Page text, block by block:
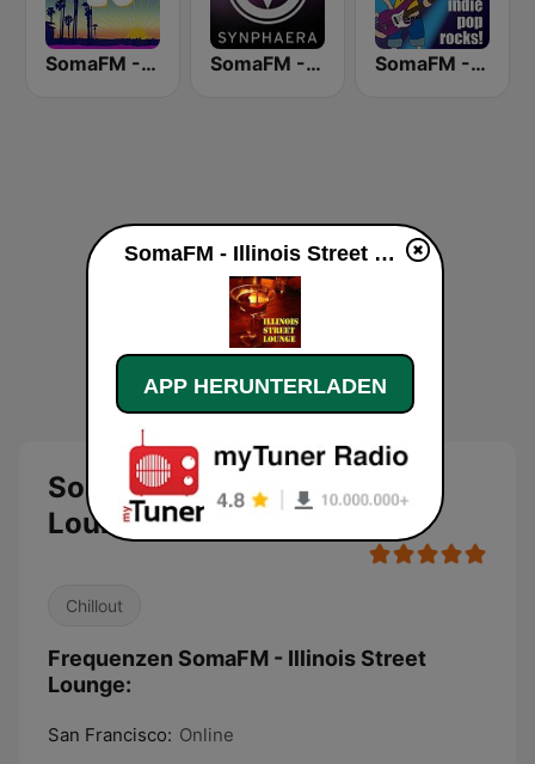
SomaFM - Left Coast 70s SomaFM - Synphaera Radio SomaFM - Indie Pop Rocks!
SomaFM - Illinois Street
Lounge
Chillout
Frequenzen SomaFM - Illinois Street
Lounge:
San Francisco: Online
SomaFM - Illinois Street Lounge live
APP HERUNTERLADEN